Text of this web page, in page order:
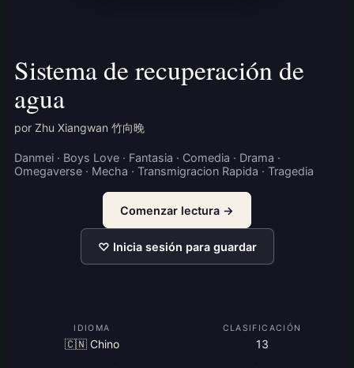
Sistema de recuperación de
agua
por Zhu Xiangwan 竹向晚
Danmei · Boys Love · Fantasia · Comedia · Drama ·
Omegaverse · Mecha · Transmigracion Rapida · Tragedia
Comenzar lectura →
♡ Inicia sesión para guardar
IDIOMA
🇨🇳 Chino
CLASIFICACIÓN
13